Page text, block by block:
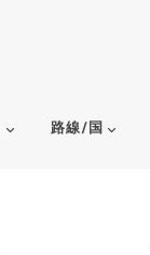
路線/国